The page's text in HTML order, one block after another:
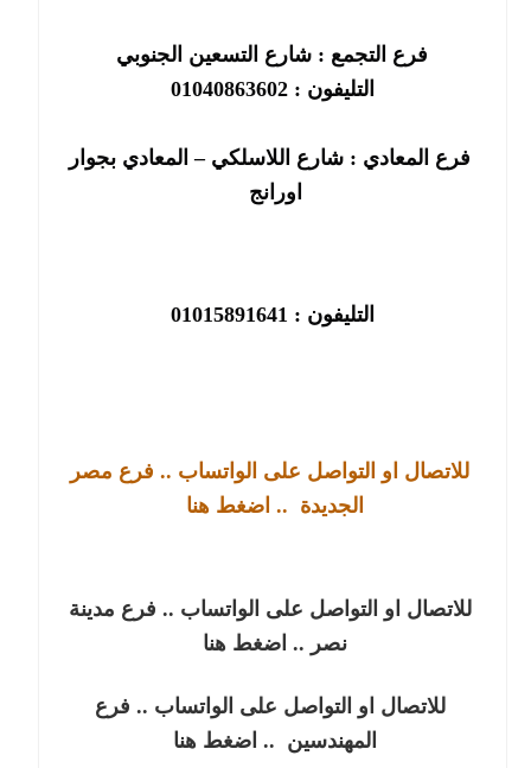
فرع التجمع : شارع التسعين الجنوبي
التليفون : 01040863602
فرع المعادي : شارع اللاسلكي – المعادي بجوار
اورانج
التليفون : 01015891641
للاتصال او التواصل على الواتساب .. فرع مصر
الجديدة .. اضغط هنا
للاتصال او التواصل على الواتساب .. فرع مدينة
نصر .. اضغط هنا
للاتصال او التواصل على الواتساب .. فرع
المهندسين .. اضغط هنا